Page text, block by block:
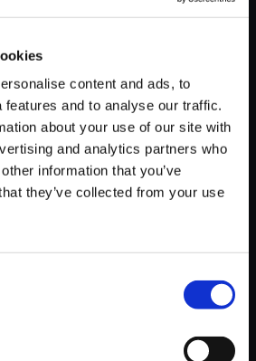
content and ads, to
features and to analyse our traffic.
about your use of our site with
and analytics partners who
information that you’ve
they’ve collected from your use
イルのダウンロードの際には、通信環境
【単曲】モンスターハンタース
トーリーズ3 ～運命の双竜～
150円